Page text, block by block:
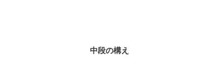
中段の構え